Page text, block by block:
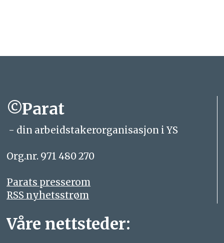
©Parat
- din arbeidstakerorganisasjon i YS
Org.nr. 971 480 270
Parats presserom
RSS nyhetsstrøm
Våre nettsteder: